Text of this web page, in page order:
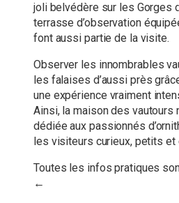
joli belvédère sur les Gorges
terrasse d’observation
font aussi partie de la visite.
Observer les innombrables
les falaises d’aussi près
une expérience vraiment
Ainsi, la maison des vautours
dédiée aux passionnés
les visiteurs curieux, petits et
Toutes les infos pratiques
←